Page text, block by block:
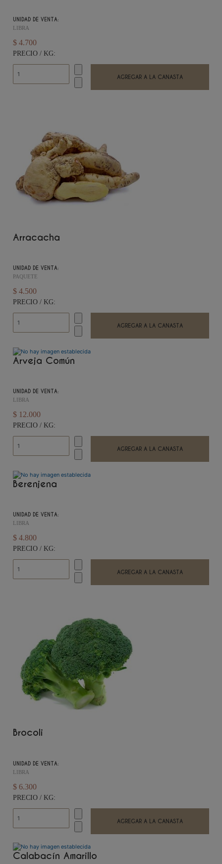
UNIDAD DE VENTA:
LIBRA
$ 4.700
PRECIO / KG:
Arracacha
UNIDAD DE VENTA:
PAQUETE
$ 4.500
PRECIO / KG:
Arveja Común
UNIDAD DE VENTA:
LIBRA
$ 12.000
PRECIO / KG:
Berenjena
UNIDAD DE VENTA:
LIBRA
$ 4.800
PRECIO / KG:
Brocoli
UNIDAD DE VENTA:
LIBRA
$ 6.300
PRECIO / KG:
Calabacín Amarillo